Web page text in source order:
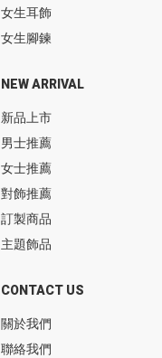
女生耳飾
女生腳鍊
NEW ARRIVAL
新品上市
男士推薦
女士推薦
對飾推薦
訂製商品
主題飾品
CONTACT US
關於我們
聯絡我們